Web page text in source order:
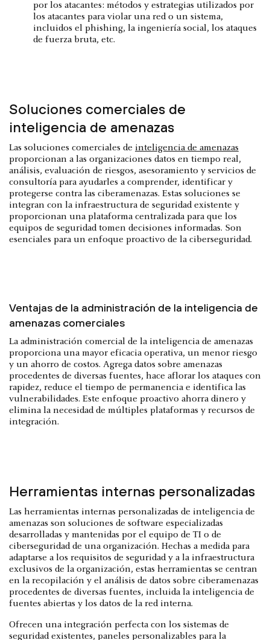
por los atacantes: métodos y estrategias utilizados por
los atacantes para violar una red o un sistema,
incluidos el phishing, la ingeniería social, los ataques
de fuerza bruta, etc.
Soluciones comerciales de
inteligencia de amenazas
Las soluciones comerciales de inteligencia de amenazas
proporcionan a las organizaciones datos en tiempo real,
análisis, evaluación de riesgos, asesoramiento y servicios de
consultoría para ayudarles a comprender, identificar y
protegerse contra las ciberamenazas. Estas soluciones se
integran con la infraestructura de seguridad existente y
proporcionan una plataforma centralizada para que los
equipos de seguridad tomen decisiones informadas. Son
esenciales para un enfoque proactivo de la ciberseguridad.
Ventajas de la administración de la inteligencia de
amenazas comerciales
La administración comercial de la inteligencia de amenazas
proporciona una mayor eficacia operativa, un menor riesgo
y un ahorro de costos. Agrega datos sobre amenazas
procedentes de diversas fuentes, hace aflorar los ataques con
rapidez, reduce el tiempo de permanencia e identifica las
vulnerabilidades. Este enfoque proactivo ahorra dinero y
elimina la necesidad de múltiples plataformas y recursos de
integración.
Herramientas internas personalizadas
Las herramientas internas personalizadas de inteligencia de
amenazas son soluciones de software especializadas
desarrolladas y mantenidas por el equipo de TI o de
ciberseguridad de una organización. Hechas a medida para
adaptarse a los requisitos de seguridad y a la infraestructura
exclusivos de la organización, estas herramientas se centran
en la recopilación y el análisis de datos sobre ciberamenazas
procedentes de diversas fuentes, incluida la inteligencia de
fuentes abiertas y los datos de la red interna.
Ofrecen una integración perfecta con los sistemas de
seguridad existentes, paneles personalizables para la